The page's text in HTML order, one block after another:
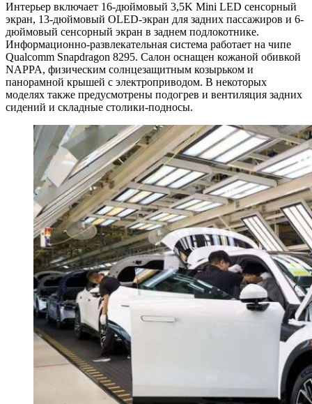
Интерьер включает 16-дюймовый 3,5K Mini LED сенсорный
экран, 13-дюймовый OLED-экран для задних пассажиров и 6-
дюймовый сенсорный экран в заднем подлокотнике.
Информационно-развлекательная система работает на чипе
Qualcomm Snapdragon 8295. Салон оснащен кожаной обивкой
NAPPA, физическим солнцезащитным козырьком и
панорамной крышей с электроприводом. В некоторых
моделях также предусмотрены подогрев и вентиляция задних
сидений и складные столики-подносы.